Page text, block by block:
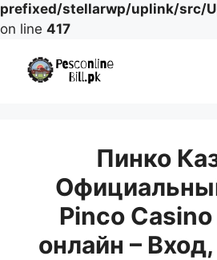
prefixed/stellarwp/uplink/src/
on line 417
Пинко
Pinco Casino
онлайн –